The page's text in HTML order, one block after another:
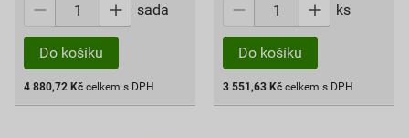
sada
Do košíku
4 880,72 Kč celkem s DPH
ks
Do košíku
3 551,63 Kč celkem s DPH